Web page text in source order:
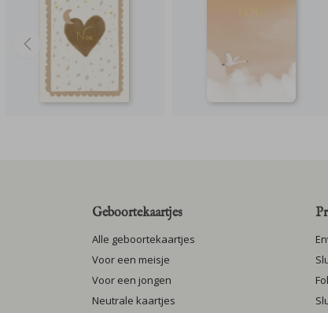
Geboortekaartjes
Alle geboortekaartjes
Voor een meisje
Voor een jongen
Neutrale kaartjes